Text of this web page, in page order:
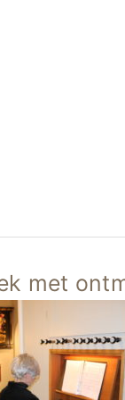
met